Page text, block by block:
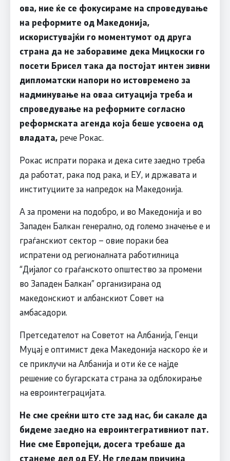
ова, ние ќе се фокусираме на спроведување
на реформите од Македонија,
искористувајќи го моментумот од друга
страна да не заборавиме дека Мицкоски го
посети Брисел така да постојат интен зивни
дипломатски напори но истовремено за
надминување на оваа ситуација треба и
спроведување на реформите согласно
реформската агенда која беше усвоена од
владата, рече Рокас.
Рокас испрати порака и дека сите заедно треба
да работат, рака под рака, и ЕУ, и државата и
институциите за напредок на Македонија.
А за промени на подобро, и во Македонија и во
Западен Балкан генерално, од големо значење е и
граѓанскиот сектор – овие пораки беа
испратени од регионалната работилница
“Дијалог со граѓанското општество за промени
во Западен Балкан” организирана од
македонскиот и албанскиот Совет на
амбасадори.
Претседателот на Советот на Албанија, Генци
Муцај е оптимист дека Македонија наскоро ќе и
се приклучи на Албанија и оти ќе се најде
решение со бугарската страна за одблокирање
на евроинтеграцијата.
Не сме среќни што сте зад нас, би сакале да
бидеме заедно на евроинтегративниот пат.
Ние сме Европејци, досега требаше да
станеме дел од ЕУ. Не гледам причина